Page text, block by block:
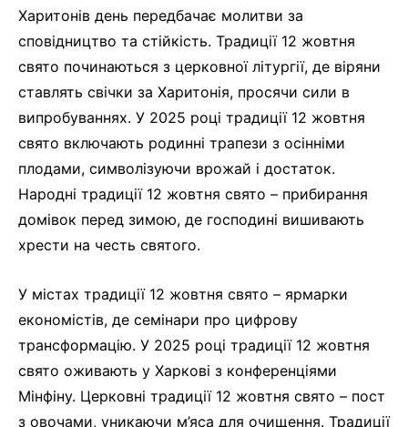
Харитонів день передбачає молитви за
сповідництво та стійкість. Традиції 12 жовтня
свято починаються з церковної літургії, де віряни
ставлять свічки за Харитонія, просячи сили в
випробуваннях. У 2025 році традиції 12 жовтня
свято включають родинні трапези з осінніми
плодами, символізуючи врожай і достаток.
Народні традиції 12 жовтня свято – прибирання
домівок перед зимою, де господині вишивають
хрести на честь святого.
У містах традиції 12 жовтня свято – ярмарки
економістів, де семінари про цифрову
трансформацію. У 2025 році традиції 12 жовтня
свято оживають у Харкові з конференціями
Мінфіну. Церковні традиції 12 жовтня свято – пост
з овочами, уникаючи м’яса для очищення. Традиції